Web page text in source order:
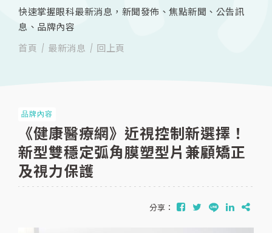
快速掌握眼科最新消息，新聞發佈、焦點新聞、公告訊
息、品牌內容
首頁
最新消息 回上頁
品牌內容
《健康醫療網》近視控制新選擇！
新型雙穩定弧角膜塑型片兼顧矯正
及視力保護
分享：